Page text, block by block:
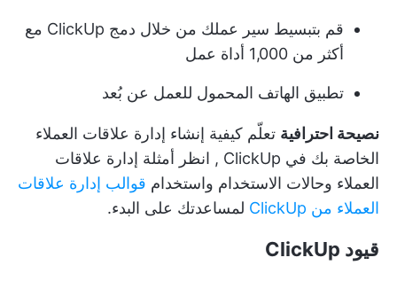
قم بتبسيط سير عملك من خلال دمج ClickUp مع
أكثر من 1,000 أداة عمل
تطبيق الهاتف المحمول للعمل عن بُعد
نصيحة احترافية تعلّم كيفية إنشاء إدارة علاقات العملاء
الخاصة بك في ClickUp
, انظر أمثلة إدارة علاقات
العملاء وحالات الاستخدام واستخدام قوالب إدارة علاقات
العملاء من ClickUp
لمساعدتك على البدء.
قيود ClickUp